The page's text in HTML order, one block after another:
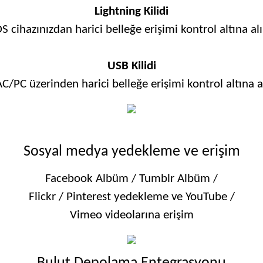
Lightning Kilidi
cihazınızdan harici belleğe erişimi kontrol altına
USB Kilidi
PC üzerinden harici belleğe erişimi kontrol altına
Sosyal medya yedekleme ve erişim
Facebook Albüm / Tumblr Albüm /
Flickr / Pinterest yedekleme ve YouTube /
Vimeo videolarına erişim